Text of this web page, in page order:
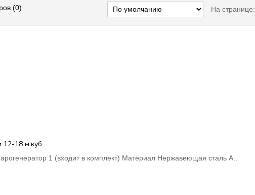
На странице:
(0)
12-18 м.куб
1 (входит в комплект) Материал Нержавеющая сталь A..